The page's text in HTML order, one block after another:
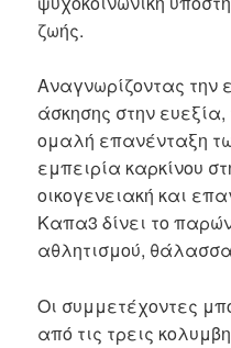
ζωής.
Αναγνωρίζοντας την
άσκησης στην
ομαλή επανένταξη
εμπειρία καρκίνου
οικογενειακή και
Καπα3 δίνει το
αθλητισμού,
Οι συμμετέχοντες
από τις τρεις